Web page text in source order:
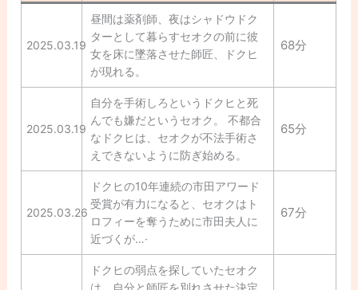
2025.03.19
昼間は薬剤師、夜はシャドウドク
ターとして暮らすセオクの前に彼
女を床に墜落させた師匠、ドクヒ
が現れる。
68分
2025.03.19
自分を手術しろというドクヒと死
んでも嫌だというセオク。 不都合
なドクヒは、セオクが不法手術さ
えできないように防ぎ始める。
65分
2025.03.26
ドクヒの10年連続の市田アワード
受賞が有力になると、セオクはト
ロフィーを奪うために市田夫人に
近づくが…·
67分
ドクヒの弱点を探していたセオク
は、自分と師匠を別れさせた決定